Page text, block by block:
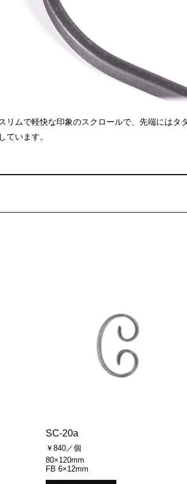
リムで軽快な印象のスクロールで、先端にはタ
ています。
SC-20a
￥840／個
80×120mm
FB 6×12mm